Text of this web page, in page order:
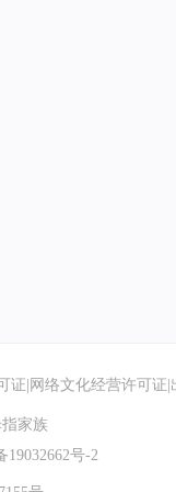
证 网络文化经营许可证
家族
19032662号-2